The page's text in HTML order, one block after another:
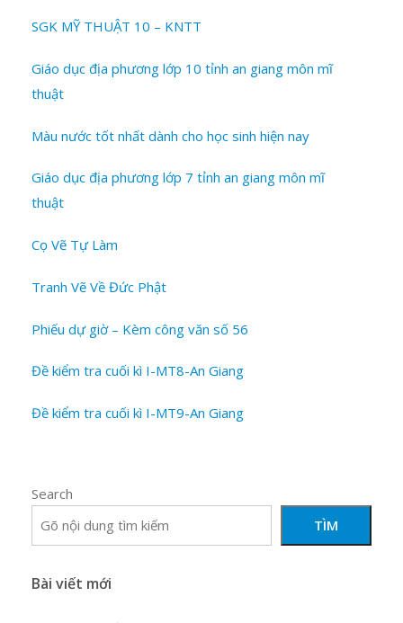
SGK MỸ THUẬT 10 – KNTT
Giáo dục địa phương lớp 10 tỉnh an giang môn mĩ
thuật
Màu nước tốt nhất dành cho học sinh hiện nay
Giáo dục địa phương lớp 7 tỉnh an giang môn mĩ
thuật
Cọ Vẽ Tự Làm
Tranh Vẽ Về Đức Phật
Phiếu dự giờ – Kèm công văn số 56
Đề kiểm tra cuối kì I-MT8-An Giang
Đề kiểm tra cuối kì I-MT9-An Giang
Search
TÌM
Bài viết mới